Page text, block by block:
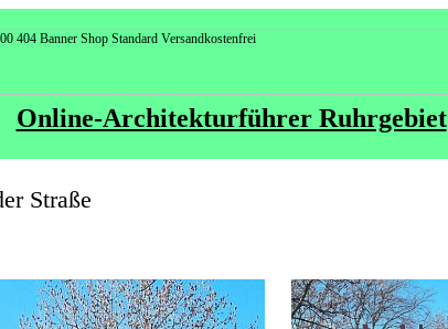
Online-Architekturführer Ruhrgebiet
Straße